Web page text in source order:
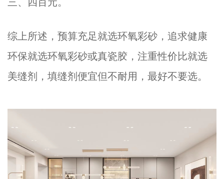
综上所述，预算充足就选环氧彩砂，追求健康
环保就选环氧彩砂或真瓷胶，注重性价比就选
美缝剂，填缝剂便宜但不耐用，最好不要选。